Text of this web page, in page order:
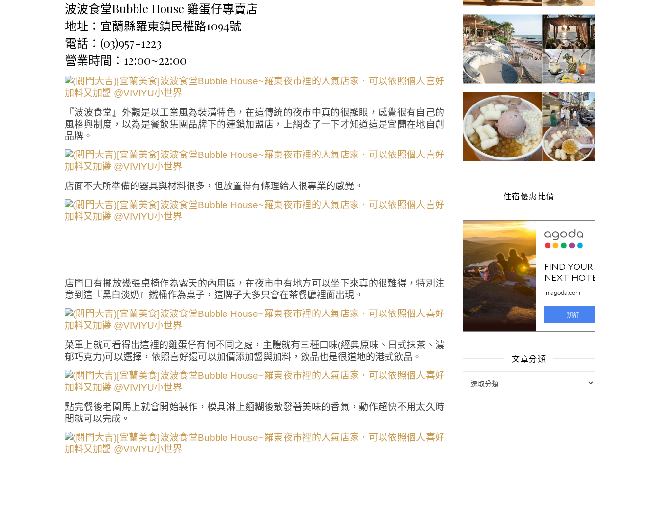
波波食堂Bubble House 雞蛋仔專賣店
地址：宜蘭縣羅東鎮民權路1094號
電話：(03)957-1223
營業時間：12:00~22:00
『波波食堂』外觀是以工業風為裝潢特色，在這傳統的夜市中真的很顯眼，感覺很有自己的
風格與制度，以為是餐飲集團品牌下的連鎖加盟店，上網查了一下才知道這是宜蘭在地自創
品牌。
店面不大所準備的器具與材料很多，但放置得有條理給人很專業的感覺。
店門口有擺放幾張桌椅作為露天的內用區，在夜市中有地方可以坐下來真的很難得，特別注
意到這『黑白淡奶』鐵桶作為桌子，這牌子大多只會在茶餐廳裡面出現。
菜單上就可看得出這裡的雞蛋仔有何不同之處，主體就有三種口味(經典原味、日式抹茶、濃
郁巧克力)可以選擇，依照喜好還可以加價添加醬與加料，飲品也是很道地的港式飲品。
點完餐後老闆馬上就會開始製作，模具淋上麵糊後散發著美味的香氣，動作超快不用太久時
間就可以完成。
住宿優惠比價
文章分類